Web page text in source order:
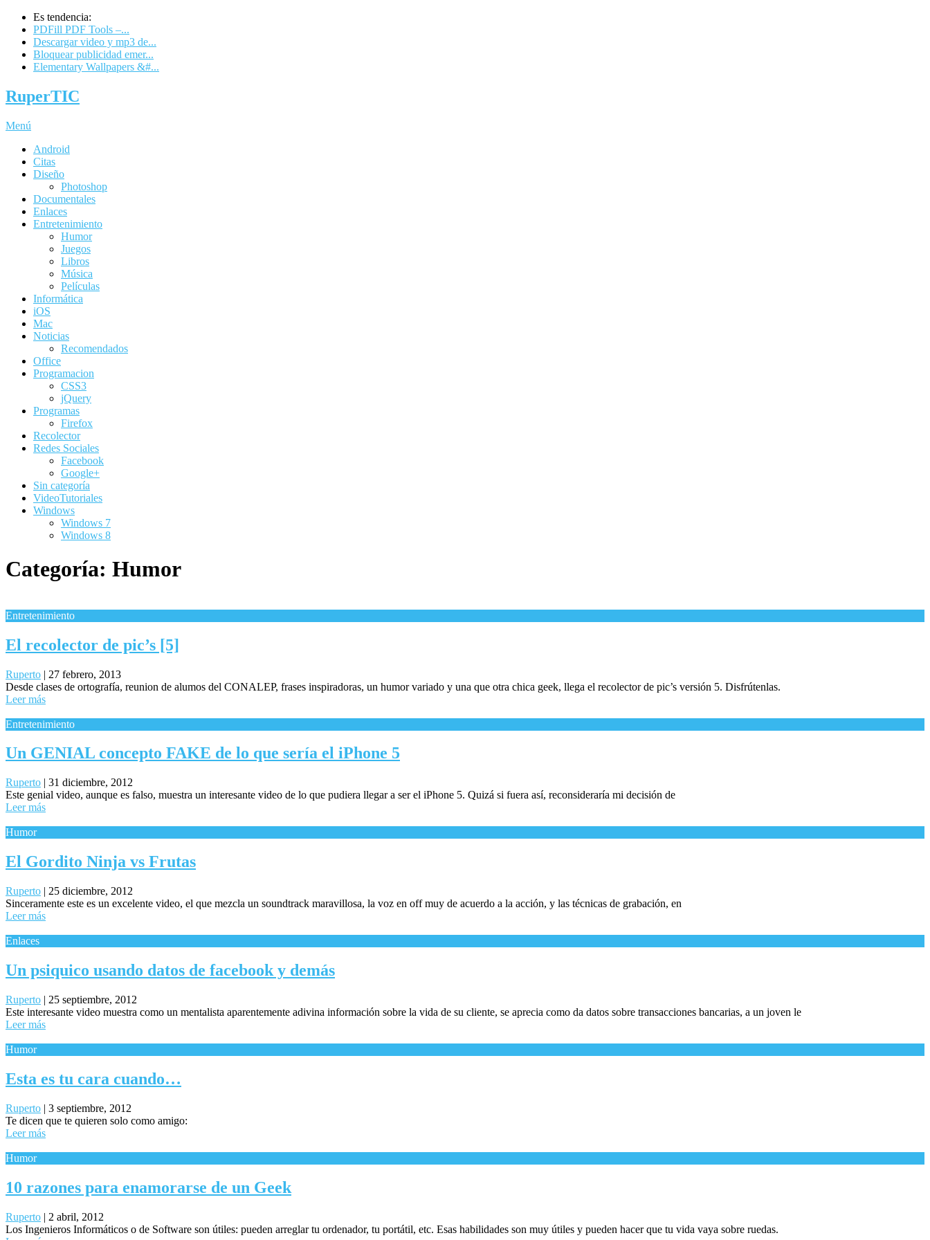
Es tendencia:
PDFill PDF Tools –...
Descargar video y mp3 de...
Bloquear publicidad emer...
Elementary Wallpapers &#...
RuperTIC
Menú
Android
Citas
Diseño
Photoshop
Documentales
Enlaces
Entretenimiento
Humor
Juegos
Libros
Música
Películas
Informática
iOS
Mac
Noticias
Recomendados
Office
Programacion
CSS3
jQuery
Programas
Firefox
Recolector
Redes Sociales
Facebook
Google+
Sin categoría
VideoTutoriales
Windows
Windows 7
Windows 8
Categoría: Humor
Entretenimiento
El recolector de pic’s [5]
Ruperto | 27 febrero, 2013
Desde clases de ortografía, reunion de alumos del CONALEP, frases inspiradoras, un humor variado y una que otra chica geek, llega el recolector de pic’s versión 5. Disfrútenlas.
Leer más
Entretenimiento
Un GENIAL concepto FAKE de lo que sería el iPhone 5
Ruperto | 31 diciembre, 2012
Este genial video, aunque es falso, muestra un interesante video de lo que pudiera llegar a ser el iPhone 5. Quizá si fuera así, reconsideraría mi decisión de
Leer más
Humor
El Gordito Ninja vs Frutas
Ruperto | 25 diciembre, 2012
Sinceramente este es un excelente video, el que mezcla un soundtrack maravillosa, la voz en off muy de acuerdo a la acción, y las técnicas de grabación, en
Leer más
Enlaces
Un psiquico usando datos de facebook y demás
Ruperto | 25 septiembre, 2012
Este interesante video muestra como un mentalista aparentemente adivina información sobre la vida de su cliente, se aprecia como da datos sobre transacciones bancarias, a un joven le
Leer más
Humor
Esta es tu cara cuando…
Ruperto | 3 septiembre, 2012
Te dicen que te quieren solo como amigo:
Leer más
Humor
10 razones para enamorarse de un Geek
Ruperto | 2 abril, 2012
Los Ingenieros Informáticos o de Software son útiles: pueden arreglar tu ordenador, tu portátil, etc. Esas habilidades son muy útiles y pueden hacer que tu vida vaya sobre ruedas.